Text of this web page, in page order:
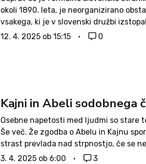
okoli 1890. leta, je neorganizirano
vsakega, ki je v slovenski družbi
zanesljivo ugotoviti, kakšne opredelitve
12. 4. 2025 ob 15:15 0
Kajni in Abeli sodobnega
Osebne napetosti med ljudmi so stare
Še več. Že zgodba o Abelu in Kajnu
strast prevlada nad strpnostjo, če se
z lastno sposobnostjo in objektivno
3. 4. 2025 ob 6:00 3